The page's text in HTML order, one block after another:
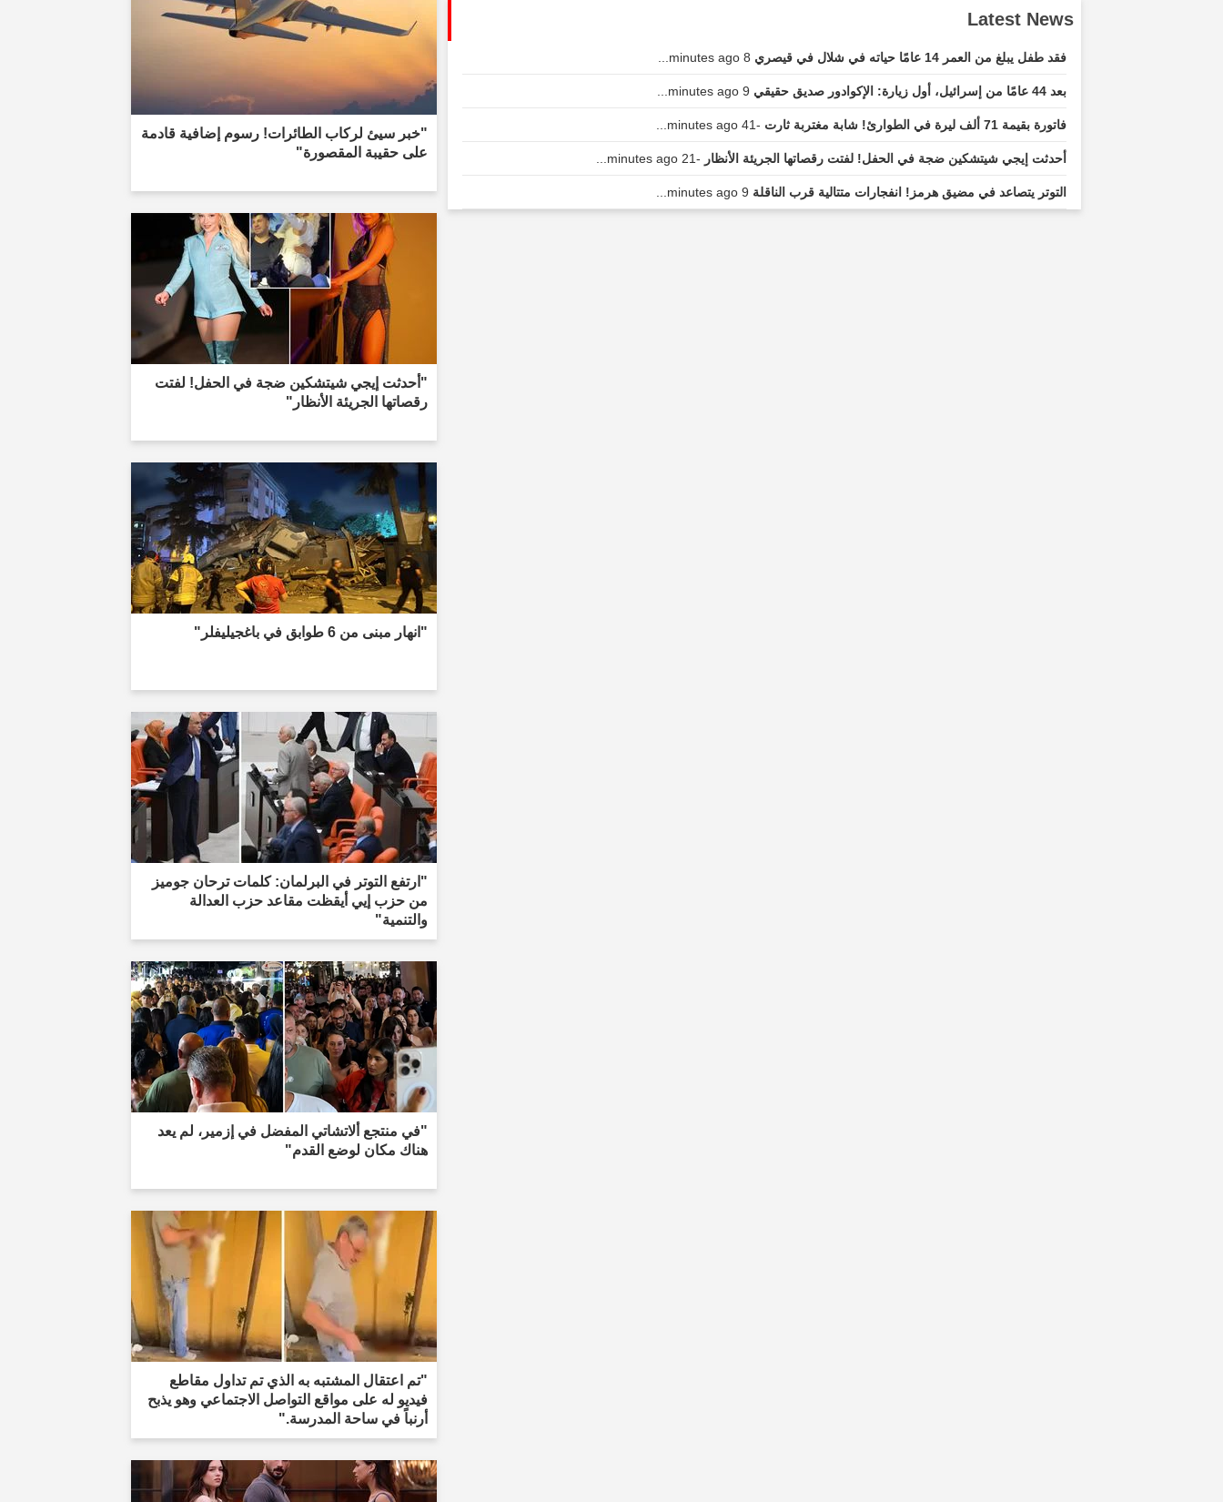
Latest News
فقد طفل يبلغ من العمر 14 عامًا حياته في شلال في قيصري 8 minutes ago...
بعد 44 عامًا من إسرائيل، أول زيارة: الإكوادور صديق حقيقي 9 minutes ago...
فاتورة بقيمة 71 ألف ليرة في الطوارئ! شابة مغتربة ثارت -41 minutes ago...
أحدثت إيجي شيتشكين ضجة في الحفل! لفتت رقصاتها الجريئة الأنظار -21 minutes ago...
التوتر يتصاعد في مضيق هرمز! انفجارات متتالية قرب الناقلة 9 minutes ago...
"خبر سيئ لركاب الطائرات! رسوم إضافية قادمة
على حقيبة المقصورة"
"أحدثت إيجي شيتشكين ضجة في الحفل! لفتت
رقصاتها الجريئة الأنظار"
"انهار مبنى من 6 طوابق في باغجيليفلر"
"ارتفع التوتر في البرلمان: كلمات ترحان جوميز
من حزب إيي أيقظت مقاعد حزب العدالة
والتنمية"
"في منتجع ألاتشاتي المفضل في إزمير، لم يعد
هناك مكان لوضع القدم"
"تم اعتقال المشتبه به الذي تم تداول مقاطع
فيديو له على مواقع التواصل الاجتماعي وهو يذبح
أرنباً في ساحة المدرسة."